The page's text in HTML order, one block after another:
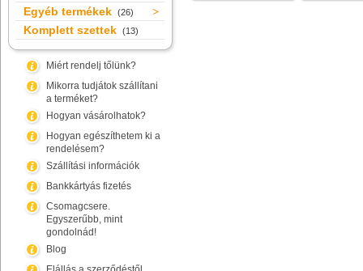
Egyéb termékek (26)
Komplett szettek (13)
Miért rendelj tőlünk?
Mikorra tudjátok szállítani
a terméket?
Hogyan vásárolhatok?
Hogyan egészíthetem ki a
rendelésem?
Szállítási információk
Bankkártyás fizetés
Csomagcsere.
Egyszerűbb, mint
gondolnád!
Blog